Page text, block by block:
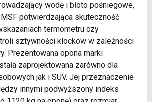
wodę i błoto pośniegowe,
potwierdzająca skuteczność
termometru czy
sztywności klocków w zależności
Prezentowana opona marki
zaprojektowana zarówno dla
jak i SUV. Jej przeznaczenie
innymi podwyższony indeks